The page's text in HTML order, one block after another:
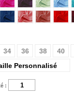
34 36 38 40
Personnalisé
: